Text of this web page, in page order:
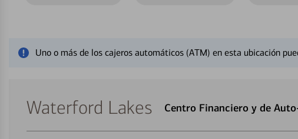
Uno o más de los cajeros automáticos (ATM) en esta ubicación
Waterford Lakes Centro Financiero y de